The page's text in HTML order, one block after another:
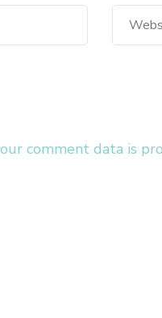
comment data is